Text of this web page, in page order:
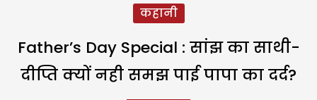
कहानी
Father’s Day Special : सांझ का साथी-
दीप्ति क्यों नही समझ पाई पापा का दर्द?